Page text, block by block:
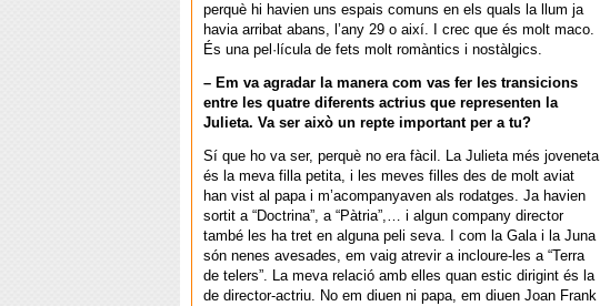
perquè hi havien uns espais comuns en els quals la llum ja
havia arribat abans, l’any 29 o així. I crec que és molt maco.
És una pel·lícula de fets molt romàntics i nostàlgics.
– Em va agradar la manera com vas fer les transicions
entre les quatre diferents actrius que representen la
Julieta. Va ser això un repte important per a tu?
Sí que ho va ser, perquè no era fàcil. La Julieta més joveneta
és la meva filla petita, i les meves filles des de molt aviat
han vist al papa i m’acompanyaven als rodatges. Ja havien
sortit a “Doctrina”, a “Pàtria”,… i algun company director
també les ha tret en alguna peli seva. I com la Gala i la Juna
són nenes avesades, em vaig atrevir a incloure-les a “Terra
de telers”. La meva relació amb elles quan estic dirigint és la
de director-actriu. No em diuen ni papa, em diuen Joan Frank